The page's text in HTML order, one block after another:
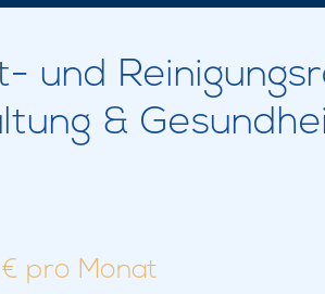
und
&
pro Monat